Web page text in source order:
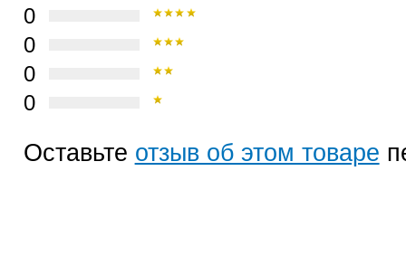
0
0
0
0
Оставьте отзыв об этом товаре